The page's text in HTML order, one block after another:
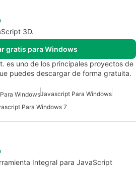
3D.
gratis para Windows
es uno de los principales proyectos de
puedes descargar de forma gratuita.
WindowsJavascript Para Windows
Para Windows 7
Integral para JavaScript